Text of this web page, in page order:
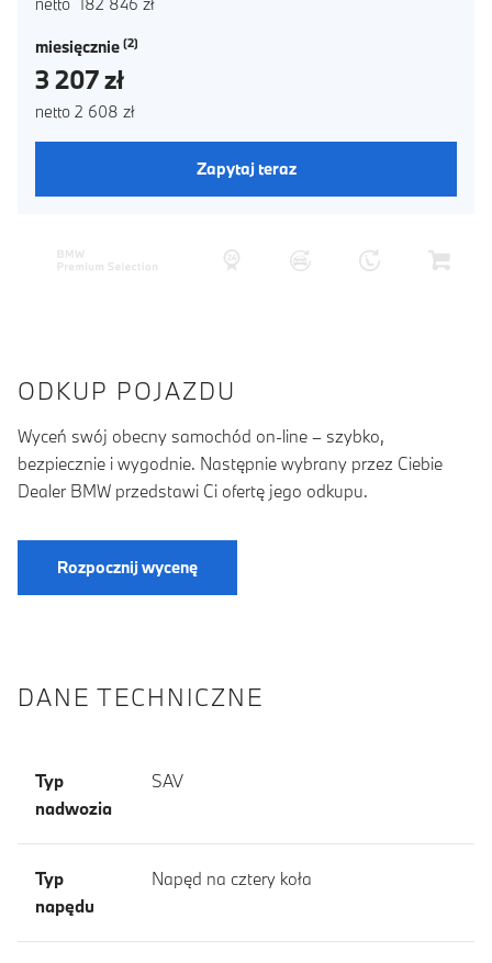
miesięcznie
3 207 zł
netto 2 608 zł
Zapytaj teraz
ODKUP POJAZDU
Wyceń swój obecny samochód on-line – szybko,
bezpiecznie i wygodnie. Następnie wybrany przez Ciebie
Dealer BMW przedstawi Ci ofertę jego odkupu.
Rozpocznij wycenę
DANE TECHNICZNE
Typ
nadwozia
SAV
Typ
napędu
Napęd na cztery koła